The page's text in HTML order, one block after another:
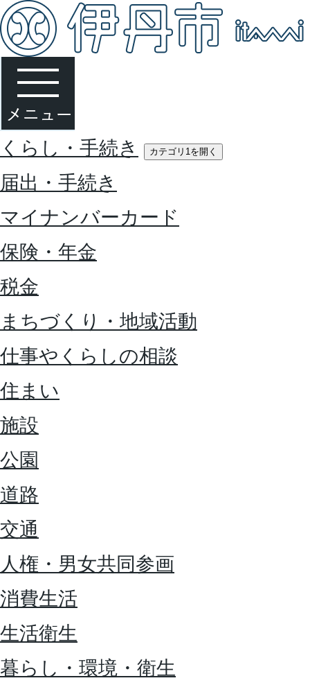
くらし・手続き カテゴリ1を開く
届出・手続き
マイナンバーカード
保険・年金
税金
まちづくり・地域活動
仕事やくらしの相談
住まい
施設
公園
道路
交通
人権・男女共同参画
消費生活
生活衛生
暮らし・環境・衛生